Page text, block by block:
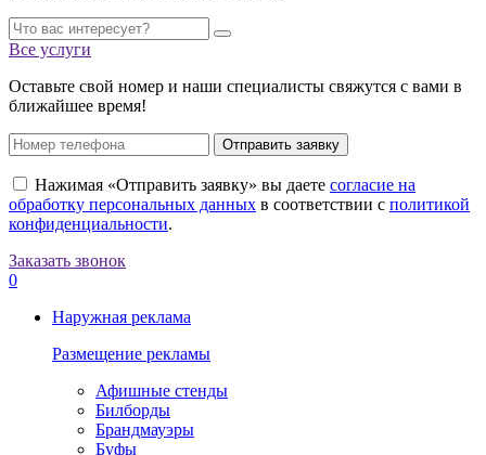
Все услуги
Оставьте свой номер и наши специалисты свяжутся с вами в
ближайшее время!
Отправить заявку
Нажимая «Отправить заявку» вы даете согласие на
обработку персональных данных в соответствии с политикой
конфиденциальности.
Заказать звонок
0
Наружная реклама
Размещение рекламы
Афишные стенды
Билборды
Брандмауэры
Буфы